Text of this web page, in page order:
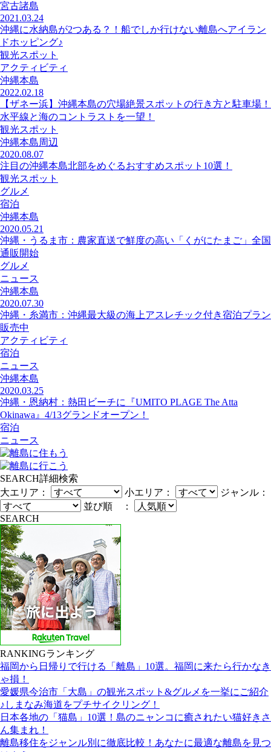
宮古諸島
2021.03.24
沖縄に水納島が2つある？！船でしか行けない離島へアイラン
ドホッピング♪
観光スポット
アクティビティ
沖縄本島
2022.02.18
【ザネー浜】沖縄本島の穴場絶景スポットの行き方と駐車場！
水平線と海のコントラストを一望！
観光スポット
沖縄本島周辺
2020.08.07
注目の沖縄本島北部をめぐるおすすめスポット10選！
観光スポット
グルメ
宿泊
沖縄本島
2020.05.21
沖縄・うるま市：農家直送で鮮度の高い「くがにたまご」全国
通販開始
グルメ
ニュース
沖縄本島
2020.07.30
沖縄・糸満市：沖縄最大級の海上アスレチック付き宿泊プラン
販売中
アクティビティ
宿泊
ニュース
沖縄本島
2020.03.25
沖縄・恩納村：熱田ビーチに『UMITO PLAGE The Atta
Okinawa』4/13グランドオープン！
宿泊
ニュース
SEARCH詳細検索
大エリア：
小エリア：
ジャンル：
並び順 ：
SEARCH
RANKINGランキング
福岡から日帰りで行ける「離島」10選。福岡に来たら行かなき
ゃ損！
愛媛県今治市「大島」の観光スポット&グルメを一挙にご紹介
♪しまなみ海道をプチサイクリング！
日本各地の「猫島」10選！島のニャンコに癒されたい猫好きさ
ん集まれ！
離島移住をジャンル別に徹底比較！あなたに最適な離島を見つ